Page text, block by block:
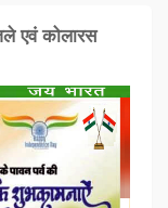
एवं कोलारस